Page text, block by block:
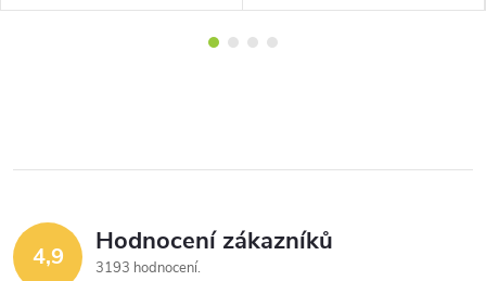
4,9 Hodnocení zákazníků
3193 hodnocení